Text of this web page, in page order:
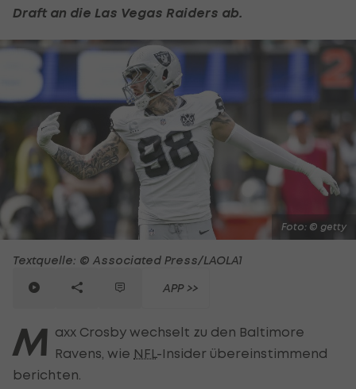
Draft an die Las Vegas Raiders ab.
Foto: © getty
Textquelle: © Associated Press/LAOLA1
APP >>
M axx Crosby wechselt zu den Baltimore
Ravens, wie NFL -Insider übereinstimmend
berichten.